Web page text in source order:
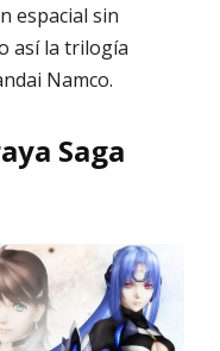
espacial sin
así la trilogía
Namco.
Saga